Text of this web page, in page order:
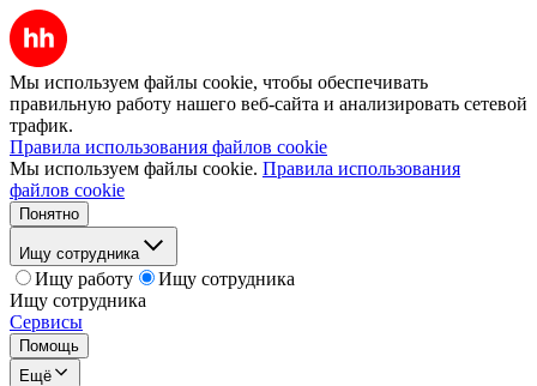
Мы используем файлы cookie, чтобы обеспечивать
правильную работу нашего веб-сайта и анализировать сетевой
трафик.
Правила использования файлов cookie
Мы используем файлы cookie. Правила использования
файлов cookie
Понятно
Ищу сотрудника
Ищу работу
Ищу сотрудника
Ищу сотрудника
Сервисы
Помощь
Ещё